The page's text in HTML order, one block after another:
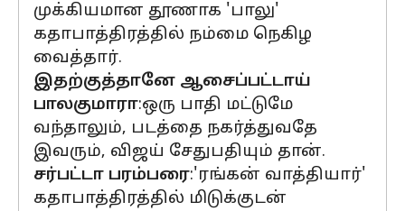
முக்கியமான தூணாக 'பாலு'
கதாபாத்திரத்தில் நம்மை நெகிழ
வைத்தார்.
இதற்குத்தானே ஆசைப்பட்டாய்
பாலகுமாரா:ஒரு பாதி மட்டுமே
வந்தாலும், படத்தை நகர்த்துவதே
இவரும், விஜய் சேதுபதியும் தான்.
சர்பட்டா பரம்பரை:'ரங்கன் வாத்தியார்'
கதாபாத்திரத்தில் மிடுக்குடன்